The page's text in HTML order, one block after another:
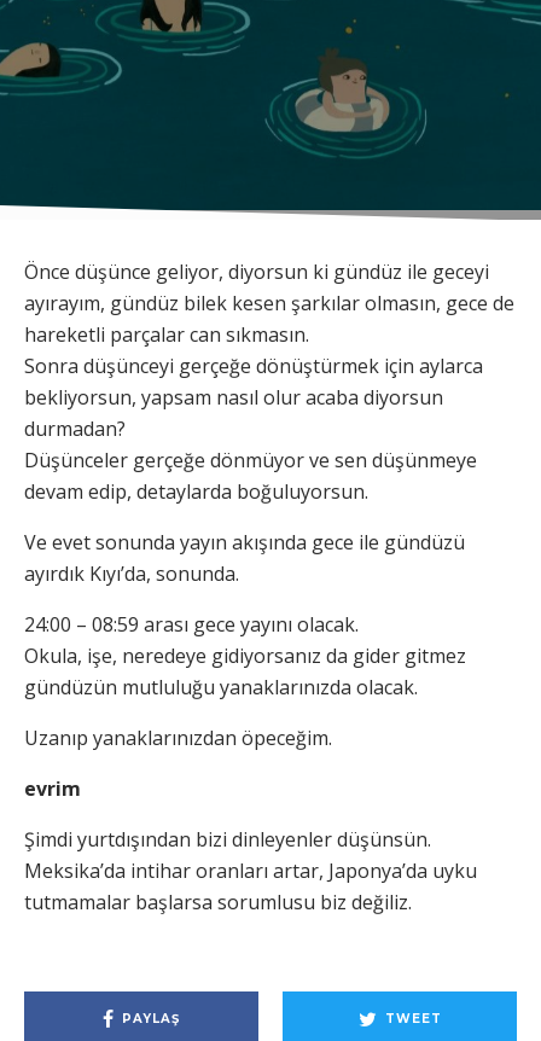
Önce düşünce geliyor, diyorsun ki gündüz ile geceyi
ayırayım, gündüz bilek kesen şarkılar olmasın, gece de
hareketli parçalar can sıkmasın.
Sonra düşünceyi gerçeğe dönüştürmek için aylarca
bekliyorsun, yapsam nasıl olur acaba diyorsun
durmadan?
Düşünceler gerçeğe dönmüyor ve sen düşünmeye
devam edip, detaylarda boğuluyorsun.
Ve evet sonunda yayın akışında gece ile gündüzü
ayırdık Kıyı’da, sonunda.
24:00 – 08:59 arası gece yayını olacak.
Okula, işe, neredeye gidiyorsanız da gider gitmez
gündüzün mutluluğu yanaklarınızda olacak.
Uzanıp yanaklarınızdan öpeceğim.
evrim
Şimdi yurtdışından bizi dinleyenler düşünsün.
Meksika’da intihar oranları artar, Japonya’da uyku
tutmamalar başlarsa sorumlusu biz değiliz.
PAYLAŞ TWEET